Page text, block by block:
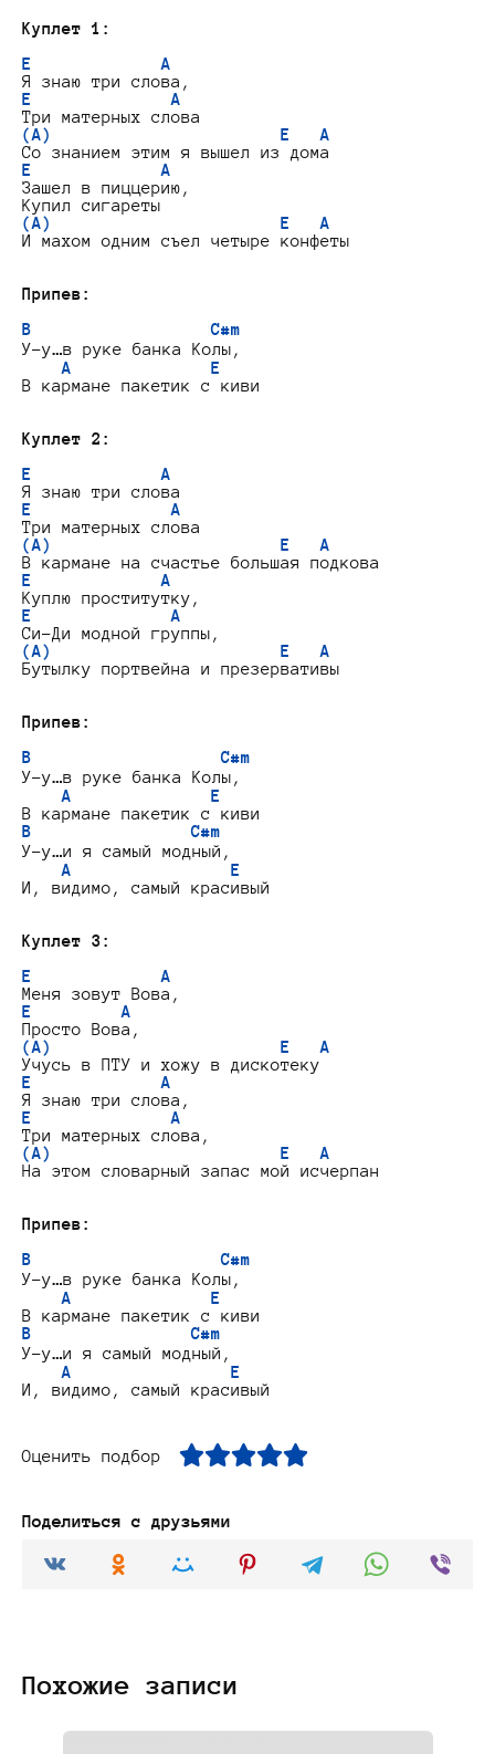
Куплет 1:
E             A
E              A
(A)                       E   A
E             A
Зашел в пиццерию,
(A)                       E   A
И махом одним съел четыре конфеты
Припев:
B                  C#m
У-у…в руке банка Колы,
A              E
В кармане пакетик с киви
Куплет 2:
E             A
E              A
(A)                       E   A
E             A
E              A
(A)                       E   A
Бутылку портвейна и презервативы
Припев:
B                   C#m
У-у…в руке банка Колы,
A              E
B                C#m
У-у…и я самый модный,
A                E
И, видимо, самый красивый
Куплет 3:
E             A
E         A
(A)                       E   A
E             A
E              A
(A)                       E   A
На этом словарный запас мой исчерпан
Припев:
B                   C#m
У-у…в руке банка Колы,
A              E
B                C#m
У-у…и я самый модный,
A                E
Оценить подбор
Поделиться с друзьями
Похожие записи